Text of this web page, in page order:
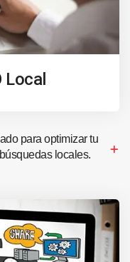
Local
para optimizar tu
locales.